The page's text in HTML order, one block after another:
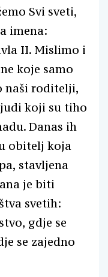
Svi sveti,
imena:
II. Mislimo i
koje samo
naši roditelji,
koji su tiho
Danas ih
obitelj koja
stavljena
je biti
svetih:
gdje se
se zajedno